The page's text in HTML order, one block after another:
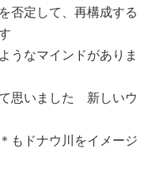
否定して、再構成する
うなマインドがありま
思いました 新しいウ
もドナウ川をイメージ